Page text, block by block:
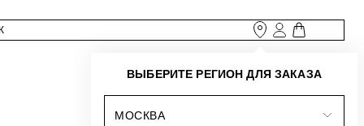
ВЫБЕРИТЕ РЕГИОН ДЛЯ ЗАКАЗА
МОСКВА